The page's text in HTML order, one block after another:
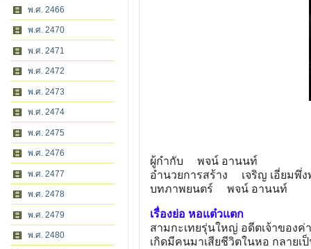
พ.ศ. 2466
พ.ศ. 2470
พ.ศ. 2471
พ.ศ. 2472
พ.ศ. 2473
พ.ศ. 2474
พ.ศ. 2475
พ.ศ. 2476
พ.ศ. 2477
พ.ศ. 2478
พ.ศ. 2479
พ.ศ. 2480
ผู้กำกับ พจน์ อานนท์
อำนวยการสร้าง เจริญ เอี่ยมพึ่ง
บทภาพยนตร์ พจน์ อานนท์
เรื่องย่อ หอแต๋วแตก
สามกะเทยรุ่นใหญ่ อดีตเจ้าของ
เกิดมีคนมาเสียชีวิตในหอ กลาย